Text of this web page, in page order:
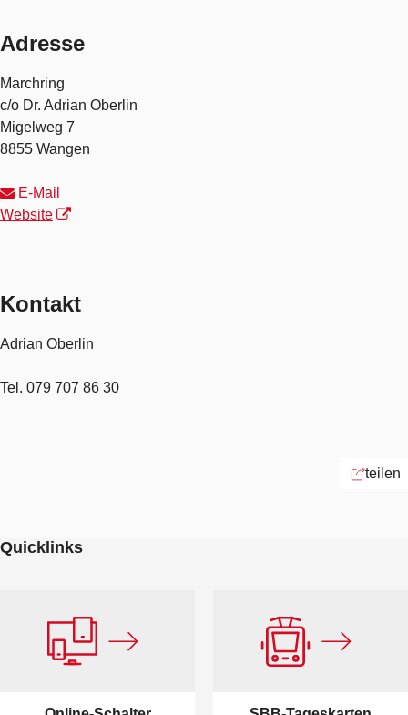
Adresse
Marchring
c/o Dr. Adrian Oberlin
Migelweg 7
8855 Wangen
E-Mail
Website
Kontakt
Adrian Oberlin
Tel. 079 707 86 30
teilen
Quicklinks